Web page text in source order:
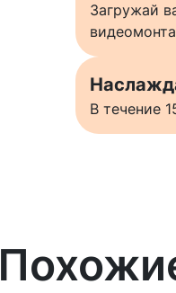
Загружай
В течение